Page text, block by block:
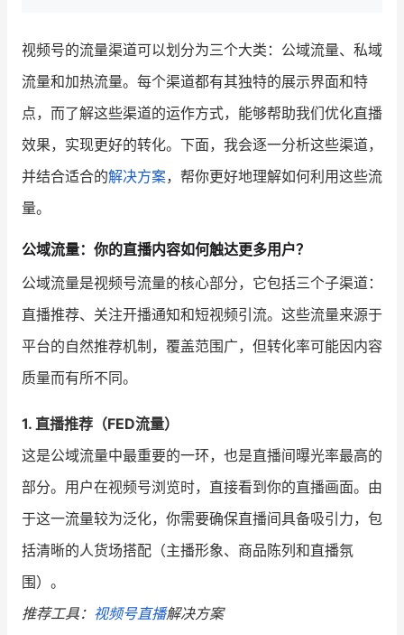
新零售资讯
培训课程
增长俱乐部
增长俱乐部 有赞商盟
商家社区 社群交流
合作共进
认证服务商 设计服务商
有赞云 数据通服务
视频号的流量渠道可以划分为三个大类：公域流量、私域
流量和加热流量。每个渠道都有其独特的展示界面和特
点，而了解这些渠道的运作方式，能够帮助我们优化直播
效果，实现更好的转化。下面，我会逐一分析这些渠道，
并结合适合的解决方案，帮你更好地理解如何利用这些流
量。
公域流量：你的直播内容如何触达更多用户？
公域流量是视频号流量的核心部分，它包括三个子渠道：
直播推荐、关注开播通知和短视频引流。这些流量来源于
平台的自然推荐机制，覆盖范围广，但转化率可能因内容
质量而有所不同。
1. 直播推荐（FED流量）
这是公域流量中最重要的一环，也是直播间曝光率最高的
部分。用户在视频号浏览时，直接看到你的直播画面。由
于这一流量较为泛化，你需要确保直播间具备吸引力，包
括清晰的人货场搭配（主播形象、商品陈列和直播氛
围）。
推荐工具： 视频号直播解决方案